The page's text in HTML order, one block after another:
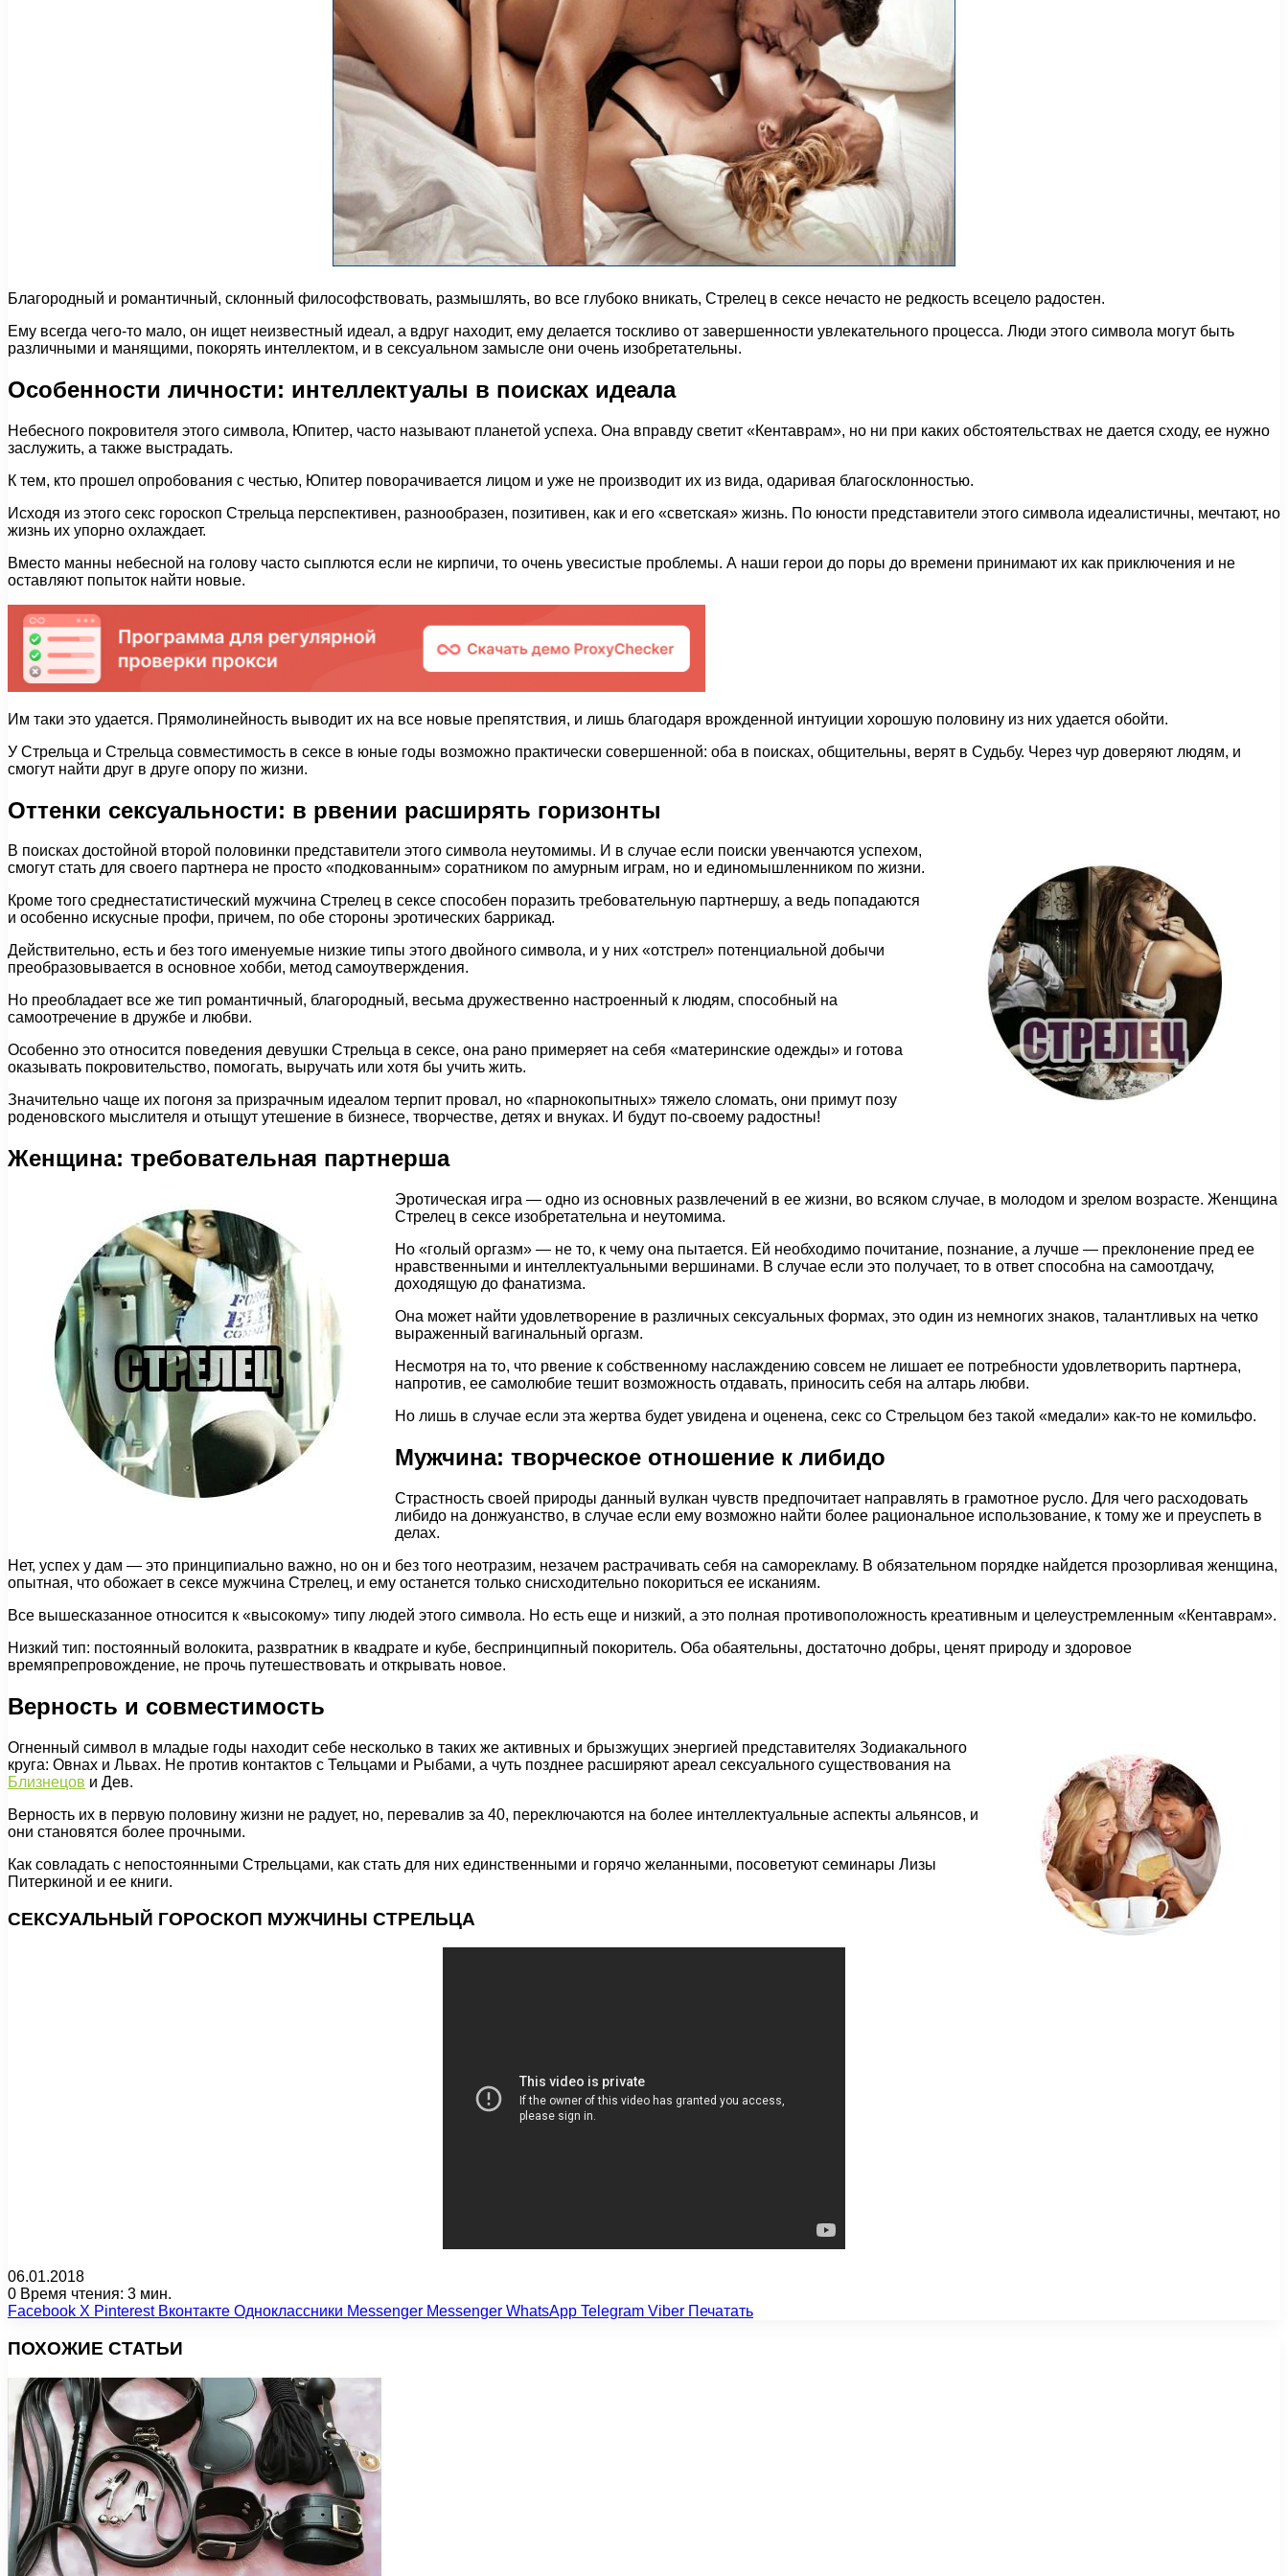
Благородный и романтичный, склонный философствовать, размышлять, во все глубоко вникать, Стрелец в сексе нечасто не редкость всецело радостен.
Ему всегда чего-то мало, он ищет неизвестный идеал, а вдруг находит, ему делается тоскливо от завершенности увлекательного процесса. Люди этого символа могут быть
различными и манящими, покорять интеллектом, и в сексуальном замысле они очень изобретательны.
Особенности личности: интеллектуалы в поисках идеала
Небесного покровителя этого символа, Юпитер, часто называют планетой успеха. Она вправду светит «Кентаврам», но ни при каких обстоятельствах не дается сходу, ее нужно
заслужить, а также выстрадать.
К тем, кто прошел опробования с честью, Юпитер поворачивается лицом и уже не производит их из вида, одаривая благосклонностью.
Исходя из этого секс гороскоп Стрельца перспективен, разнообразен, позитивен, как и его «светская» жизнь. По юности представители этого символа идеалистичны, мечтают, но
жизнь их упорно охлаждает.
Вместо манны небесной на голову часто сыплются если не кирпичи, то очень увесистые проблемы. А наши герои до поры до времени принимают их как приключения и не
оставляют попыток найти новые.
Им таки это удается. Прямолинейность выводит их на все новые препятствия, и лишь благодаря врожденной интуиции хорошую половину из них удается обойти.
У Стрельца и Стрельца совместимость в сексе в юные годы возможно практически совершенной: оба в поисках, общительны, верят в Судьбу. Через чур доверяют людям, и
смогут найти друг в друге опору по жизни.
Оттенки сексуальности: в рвении расширять горизонты
В поисках достойной второй половинки представители этого символа неутомимы. И в случае если поиски увенчаются успехом,
смогут стать для своего партнера не просто «подкованным» соратником по амурным играм, но и единомышленником по жизни.
Кроме того среднестатистический мужчина Стрелец в сексе способен поразить требовательную партнершу, а ведь попадаются
и особенно искусные профи, причем, по обе стороны эротических баррикад.
Действительно, есть и без того именуемые низкие типы этого двойного символа, и у них «отстрел» потенциальной добычи
преобразовывается в основное хобби, метод самоутверждения.
Но преобладает все же тип романтичный, благородный, весьма дружественно настроенный к людям, способный на
самоотречение в дружбе и любви.
Особенно это относится поведения девушки Стрельца в сексе, она рано примеряет на себя «материнские одежды» и готова
оказывать покровительство, помогать, выручать или хотя бы учить жить.
Значительно чаще их погоня за призрачным идеалом терпит провал, но «парнокопытных» тяжело сломать, они примут позу
роденовского мыслителя и отыщут утешение в бизнесе, творчестве, детях и внуках. И будут по-своему радостны!
Женщина: требовательная партнерша
Эротическая игра — одно из основных развлечений в ее жизни, во всяком случае, в молодом и зрелом возрасте. Женщина
Стрелец в сексе изобретательна и неутомима.
Но «голый оргазм» — не то, к чему она пытается. Ей необходимо почитание, познание, а лучше — преклонение пред ее
нравственными и интеллектуальными вершинами. В случае если это получает, то в ответ способна на самоотдачу,
доходящую до фанатизма.
Она может найти удовлетворение в различных сексуальных формах, это один из немногих знаков, талантливых на четко
выраженный вагинальный оргазм.
Несмотря на то, что рвение к собственному наслаждению совсем не лишает ее потребности удовлетворить партнера,
напротив, ее самолюбие тешит возможность отдавать, приносить себя на алтарь любви.
Но лишь в случае если эта жертва будет увидена и оценена, секс со Стрельцом без такой «медали» как-то не комильфо.
Мужчина: творческое отношение к либидо
Страстность своей природы данный вулкан чувств предпочитает направлять в грамотное русло. Для чего расходовать
либидо на донжуанство, в случае если ему возможно найти более рациональное использование, к тому же и преуспеть в
делах.
Нет, успех у дам — это принципиально важно, но он и без того неотразим, незачем растрачивать себя на саморекламу. В обязательном порядке найдется прозорливая женщина,
опытная, что обожает в сексе мужчина Стрелец, и ему останется только снисходительно покориться ее исканиям.
Все вышесказанное относится к «высокому» типу людей этого символа. Но есть еще и низкий, а это полная противоположность креативным и целеустремленным «Кентаврам».
Низкий тип: постоянный волокита, развратник в квадрате и кубе, беспринципный покоритель. Оба обаятельны, достаточно добры, ценят природу и здоровое
времяпрепровождение, не прочь путешествовать и открывать новое.
Верность и совместимость
Огненный символ в младые годы находит себе несколько в таких же активных и брызжущих энергией представителях Зодиакального
круга: Овнах и Львах. Не против контактов с Тельцами и Рыбами, а чуть позднее расширяют ареал сексуального существования на
Близнецов и Дев.
Верность их в первую половину жизни не радует, но, перевалив за 40, переключаются на более интеллектуальные аспекты альянсов, и
они становятся более прочными.
Как совладать с непостоянными Стрельцами, как стать для них единственными и горячо желанными, посоветуют семинары Лизы
Питеркиной и ее книги.
СЕКСУАЛЬНЫЙ ГОРОСКОП МУЖЧИНЫ СТРЕЛЬЦА
06.01.2018
0 Время чтения: 3 мин.
Facebook X Pinterest Вконтакте Одноклассники Messenger Messenger WhatsApp Telegram Viber Печатать
ПОХОЖИЕ СТАТЬИ